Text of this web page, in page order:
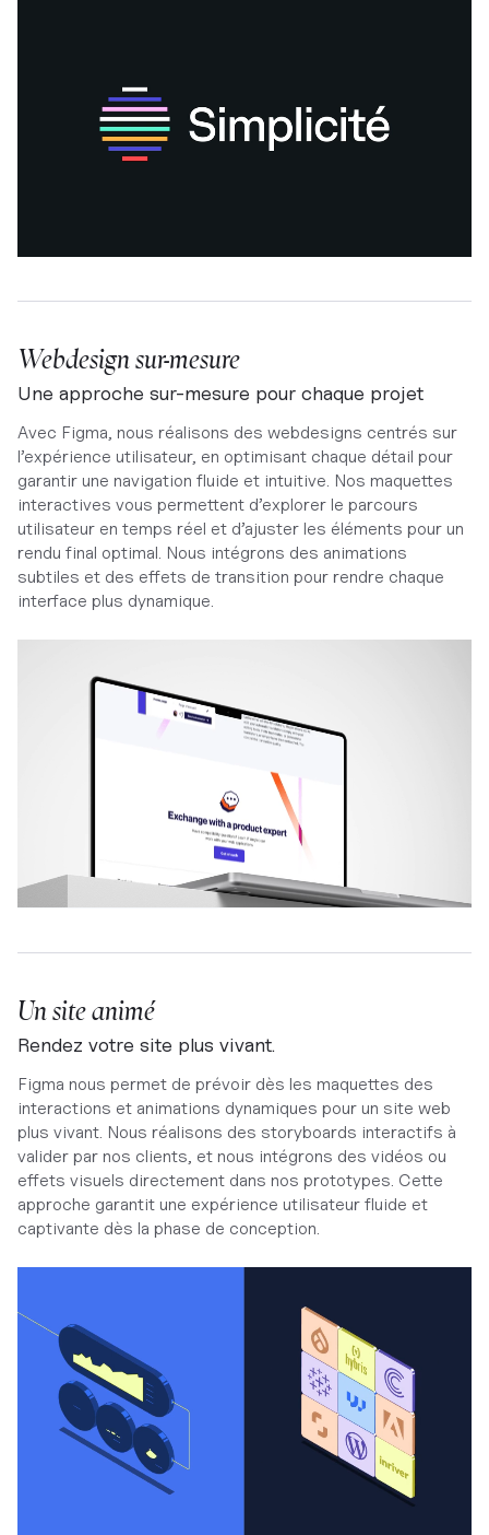
Webdesign sur-mesure
Une approche sur-mesure pour chaque projet
Avec Figma, nous réalisons des webdesigns centrés sur
l’expérience utilisateur, en optimisant chaque détail pour
garantir une navigation fluide et intuitive. Nos maquettes
interactives vous permettent d’explorer le parcours
utilisateur en temps réel et d’ajuster les éléments pour un
rendu final optimal. Nous intégrons des animations
subtiles et des effets de transition pour rendre chaque
interface plus dynamique.
Un site animé
Rendez votre site plus vivant.
Figma nous permet de prévoir dès les maquettes des
interactions et animations dynamiques pour un site web
plus vivant. Nous réalisons des storyboards interactifs à
valider par nos clients, et nous intégrons des vidéos ou
effets visuels directement dans nos prototypes. Cette
approche garantit une expérience utilisateur fluide et
captivante dès la phase de conception.